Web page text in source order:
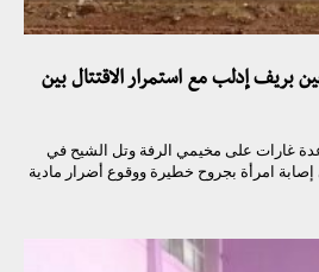
بريف إدلب مع استمرار الاقتتال بين
غارات على مخيمي الرفة وتل الشيح في
امرأة بجروح خطيرة ووقوع أضرار مادية